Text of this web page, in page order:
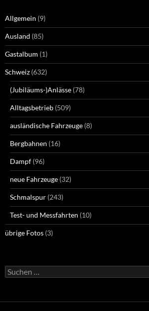
Allgemein (9)
Ausland (85)
Gastalbum (1)
Schweiz (632)
(Jubiläums-)Anlässe (78)
Alltagsbetrieb (509)
ausländische Fahrzeuge (8)
Bergbahnen (16)
Dampf (96)
neue Fahrzeuge (32)
Schmalspur (243)
Test- und Messfahrten (10)
übrige Fotos (3)
Suchen
nach: